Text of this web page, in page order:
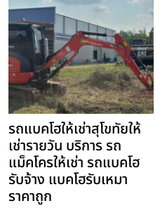
รถแบคโฮให้เช่าสุโขทัยให้
เช่ารายวัน บริการ รถ
แม็คโครให้เช่า รถแบคโฮ
รับจ้าง แบคโฮรับเหมา
ราคาถูก